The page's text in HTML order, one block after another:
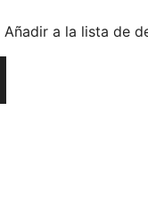
Añadir a la lista de